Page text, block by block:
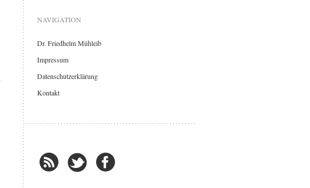
NAVIGATION
Dr. Friedhelm Mühleib
Impressum
Datenschutzerklärung
Kontakt